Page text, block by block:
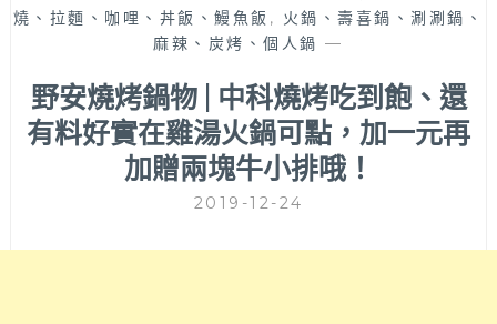
燒、拉麵、咖哩、丼飯、鰻魚飯 , 火鍋、壽喜鍋、涮涮鍋、
麻辣、炭烤、個人鍋 —
野安燒烤鍋物 | 中科燒烤吃到飽、還
有料好實在雞湯火鍋可點，加一元再
加贈兩塊牛小排哦！
2019-12-24